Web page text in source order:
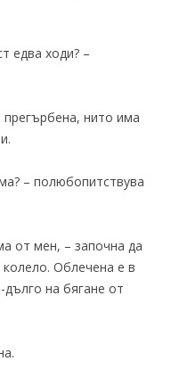
едва ходи? –
прегърбена, нито има
– полюбопитствува
от мен, – започна да
Облечена е в
на бягане от